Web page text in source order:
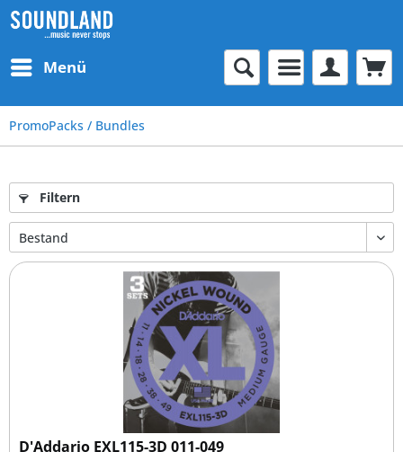
Menü
PromoPacks / Bundles
Filtern
D'Addario EXL115-3D 011-049